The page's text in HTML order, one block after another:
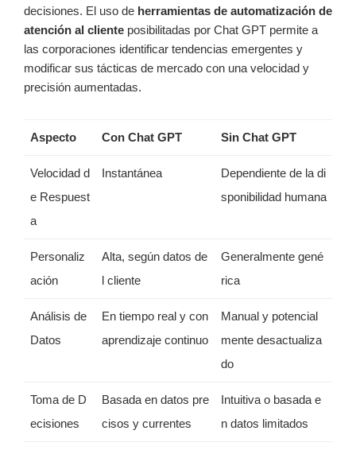
decisiones. El uso de herramientas de automatización de
atención al cliente posibilitadas por Chat GPT permite a
las corporaciones identificar tendencias emergentes y
modificar sus tácticas de mercado con una velocidad y
precisión aumentadas.
Aspecto Con Chat GPT Sin Chat GPT
Velocidad d
e Respuest
a
Instantánea
Dependiente de la di
sponibilidad humana
Personaliz
ación
Alta, según datos de
l cliente
Generalmente gené
rica
Análisis de
Datos
En tiempo real y con
aprendizaje continuo
Manual y potencial
mente desactualiza
do
Toma de D
ecisiones
Basada en datos pre
cisos y currentes
Intuitiva o basada e
n datos limitados